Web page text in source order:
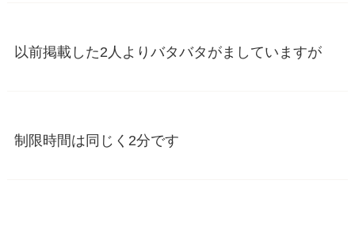
以前掲載した2人よりバタバタがましていますが
制限時間は同じく2分です